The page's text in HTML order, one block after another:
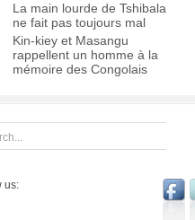
La main lourde de Tshibala
ne fait pas toujours mal
Kin-kiey et Masangu
rappellent un homme à la
mémoire des Congolais
us: